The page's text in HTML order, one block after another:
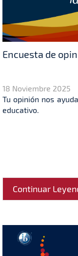
Encuesta de
18 Noviembre 2025
Tu opinión nos
educativo.
Continuar